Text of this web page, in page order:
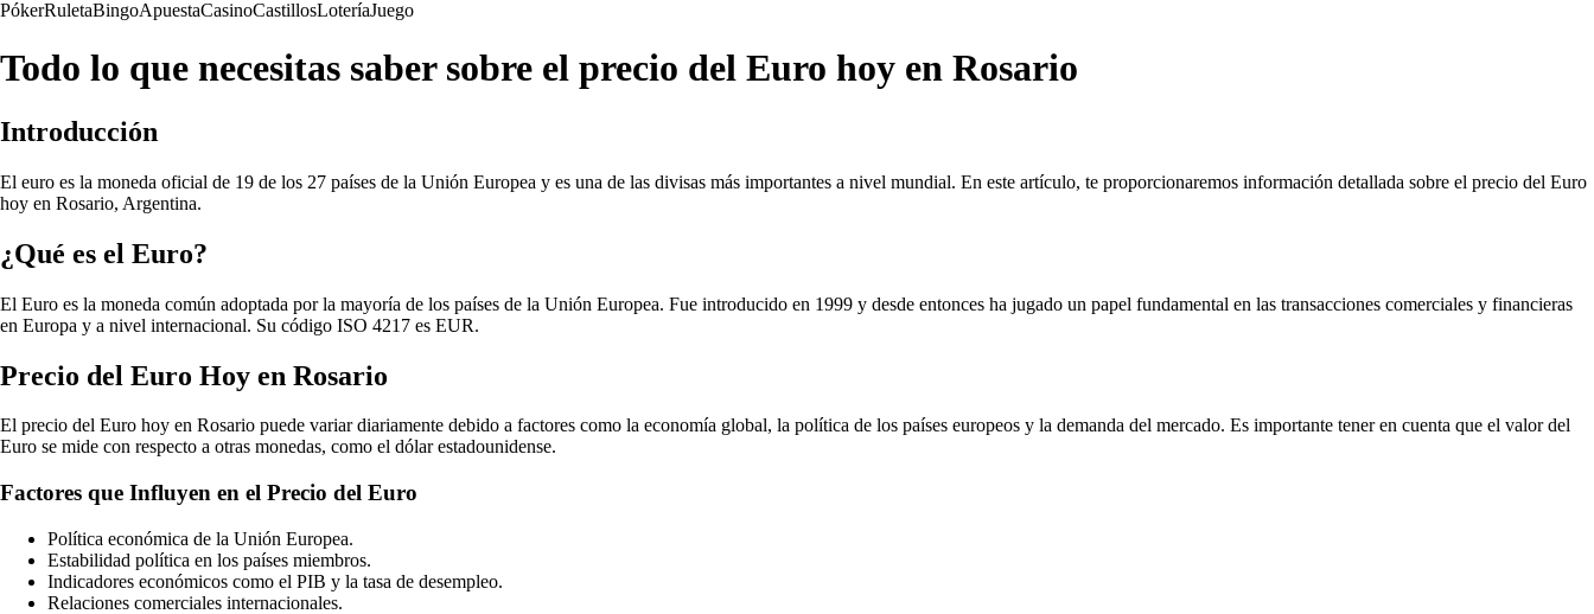
PókerRuletaBingoApuestaCasinoCastillosLoteríaJuego
Todo lo que necesitas saber sobre el precio del Euro hoy en Rosario
Introducción
El euro es la moneda oficial de 19 de los 27 países de la Unión Europea y es una de las divisas más importantes a nivel mundial. En este artículo, te proporcionaremos información detallada sobre el precio del Euro
hoy en Rosario, Argentina.
¿Qué es el Euro?
El Euro es la moneda común adoptada por la mayoría de los países de la Unión Europea. Fue introducido en 1999 y desde entonces ha jugado un papel fundamental en las transacciones comerciales y financieras
en Europa y a nivel internacional. Su código ISO 4217 es EUR.
Precio del Euro Hoy en Rosario
El precio del Euro hoy en Rosario puede variar diariamente debido a factores como la economía global, la política de los países europeos y la demanda del mercado. Es importante tener en cuenta que el valor del
Euro se mide con respecto a otras monedas, como el dólar estadounidense.
Factores que Influyen en el Precio del Euro
Política económica de la Unión Europea.
Estabilidad política en los países miembros.
Indicadores económicos como el PIB y la tasa de desempleo.
Relaciones comerciales internacionales.